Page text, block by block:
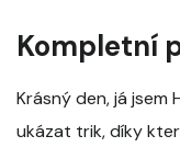
Kompletní
Krásný den, já jsem
ukázat trik, díky